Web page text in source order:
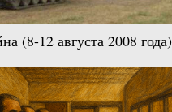
(8-12 августа 2008 года)